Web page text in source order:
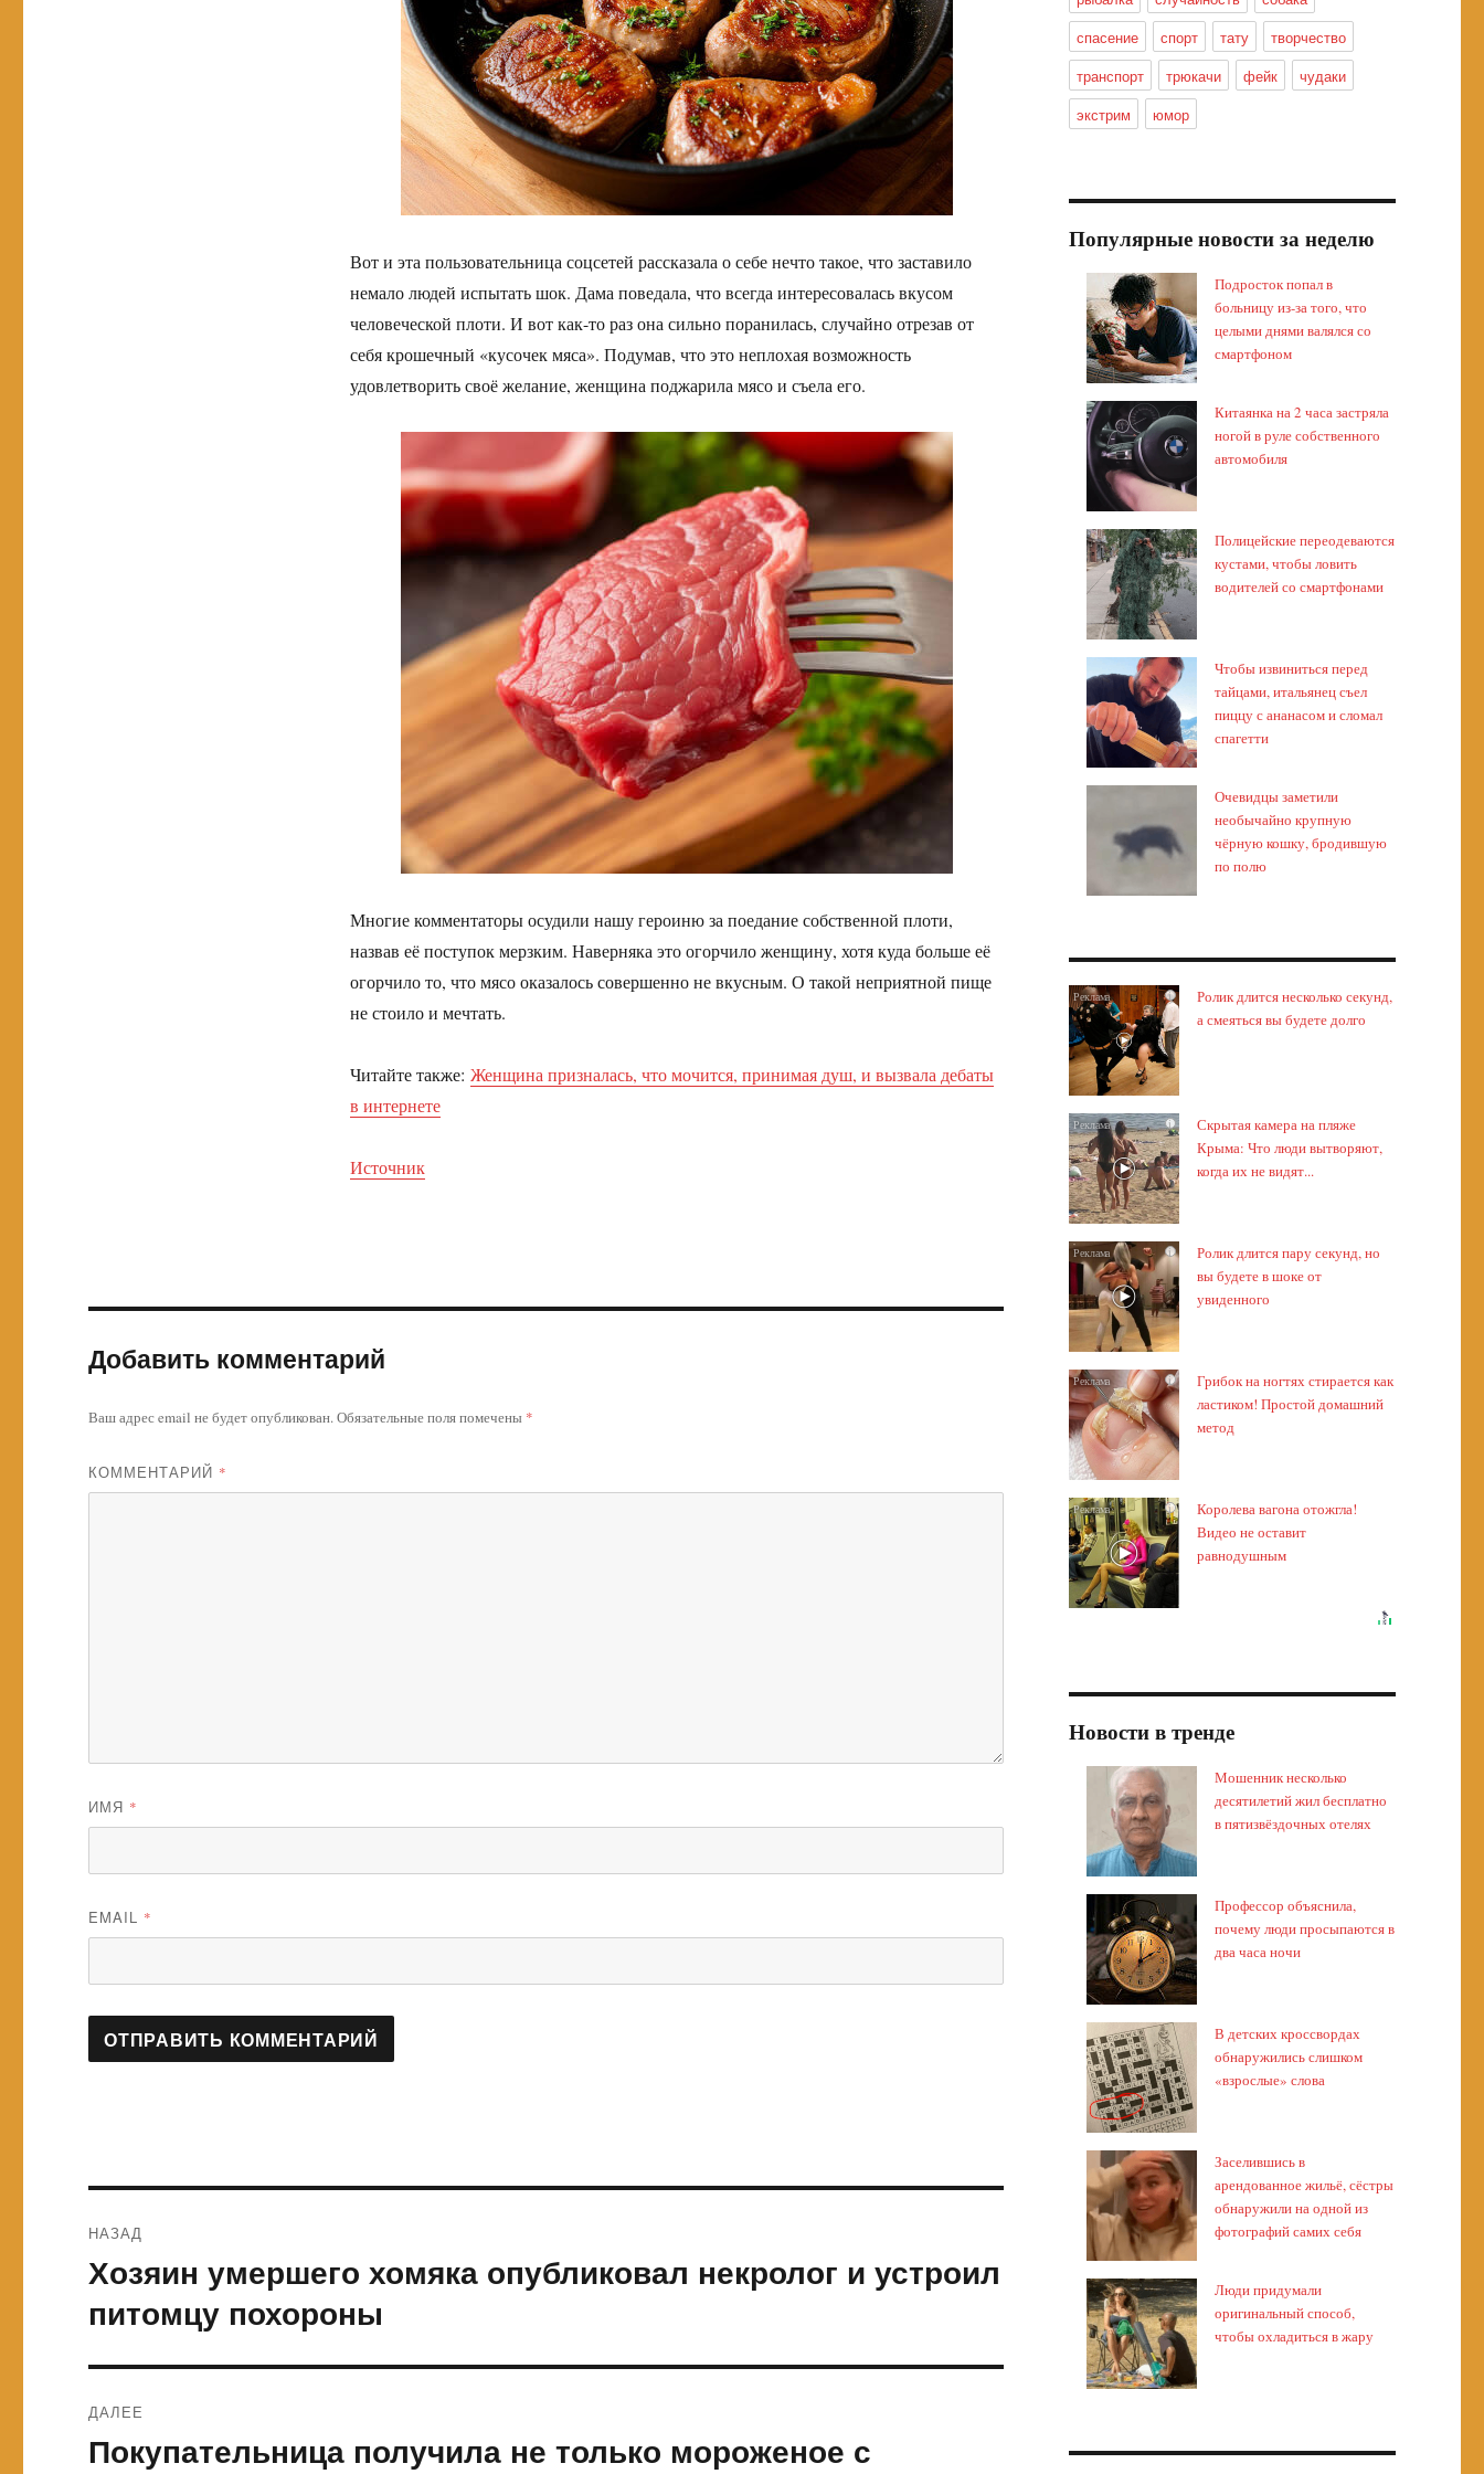
Вот и эта пользовательница соцсетей рассказала о себе нечто такое, что заставило
немало людей испытать шок. Дама поведала, что всегда интересовалась вкусом
человеческой плоти. И вот как-то раз она сильно поранилась, случайно отрезав от
себя крошечный «кусочек мяса». Подумав, что это неплохая возможность
удовлетворить своё желание, женщина поджарила мясо и съела его.
Многие комментаторы осудили нашу героиню за поедание собственной плоти,
назвав её поступок мерзким. Наверняка это огорчило женщину, хотя куда больше её
огорчило то, что мясо оказалось совершенно не вкусным. О такой неприятной пище
не стоило и мечтать.
Читайте также: Женщина призналась, что мочится, принимая душ, и вызвала дебаты
в интернете
Источник
Добавить комментарий
Ваш адрес email не будет опубликован.Обязательные поля помечены *
КОММЕНТАРИЙ *
ИМЯ *
EMAIL *
по
записям
НАЗАД
Предыдущая
Хозяин умершего хомяка опубликовал некролог и устроил
питомцу похороны
ДАЛЕЕ
Следующая
Покупательница получила не только мороженое с
спасение
спорт тату
творчество
транспорт
трюкачи фейк
чудаки
экстрим
юмор
Популярные новости за неделю
Подросток попал в
больницу из-за того, что
целыми днями валялся со
смартфоном
Китаянка на 2 часа застряла
ногой в руле собственного
автомобиля
Полицейские переодеваются
кустами, чтобы ловить
водителей со смартфонами
Чтобы извиниться перед
тайцами, итальянец съел
пиццу с ананасом и сломал
спагетти
Очевидцы заметили
необычайно крупную
чёрную кошку, бродившую
по полю
i
Ролик длится несколько секунд,
а смеяться вы будете долго
i
Скрытая камера на пляже
Крыма: Что люди вытворяют,
когда их не видят...
i
Ролик длится пару секунд, но
вы будете в шоке от
увиденного
i
Грибок на ногтях стирается как
ластиком! Простой домашний
метод
i
Королева вагона отожгла!
Видео не оставит
равнодушным
Новости в тренде
Мошенник несколько
десятилетий жил бесплатно
в пятизвёздочных отелях
Профессор объяснила,
почему люди просыпаются в
два часа ночи
В детских кроссвордах
обнаружились слишком
«взрослые» слова
Заселившись в
арендованное жильё, сёстры
обнаружили на одной из
фотографий самих себя
Люди придумали
оригинальный способ,
чтобы охладиться в жару